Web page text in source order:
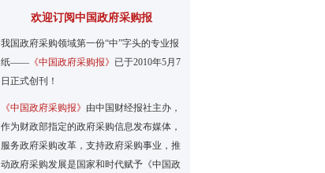
欢迎订阅中国政府采购报
我国政府采购领域第一份“中”字头的专业报
纸—— 《中国政府采购报》 已于2010年5月7
日正式创刊！
《中国政府采购报》 由中国财经报社主办，
作为财政部指定的政府采购信息发布媒体，
服务政府采购改革，支持政府采购事业，推
动政府采购发展是国家和时代赋予《中国政